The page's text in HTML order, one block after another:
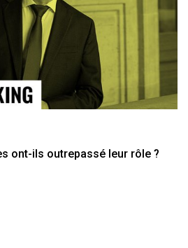
ont-ils outrepassé leur rôle ?